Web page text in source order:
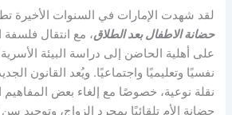
لقد شهدت الإمارات في السنوات الأخيرة
حضانة الاطفال بعد الطلاق، مع انتقال فلسفة
على أهلية الحاضن إلى دراسة البيئة
نقلة نوعية، خصوصًا مع إلغاء بعض المفاهيم
حضانة الأم تلقائيًا بمجرد الزواج، وتوحيد